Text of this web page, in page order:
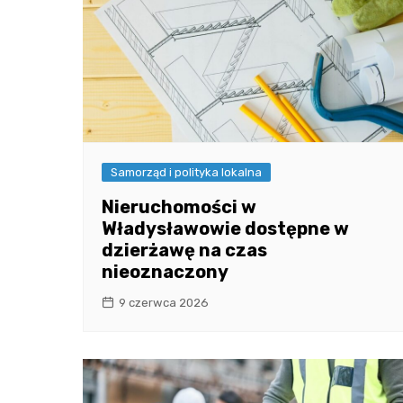
Samorząd i polityka lokalna
Nieruchomości w
Władysławowie dostępne w
dzierżawę na czas
nieoznaczony
9 czerwca 2026